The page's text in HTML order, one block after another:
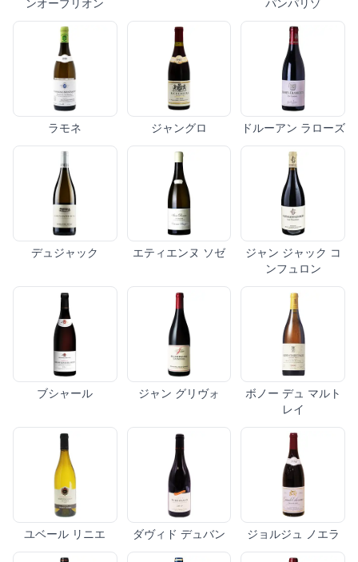
ンオーブリオン パンパリゾ
ラモネ ジャングロ ドルーアン ラローズ
デュジャック エティエンヌ ソゼ
ジャン ジャック コ
ンフュロン
ブシャール ジャン グリヴォ
ボノー デュ マルト
レイ
ユベール リニエ ダヴィド デュバン ジョルジュ ノエラ